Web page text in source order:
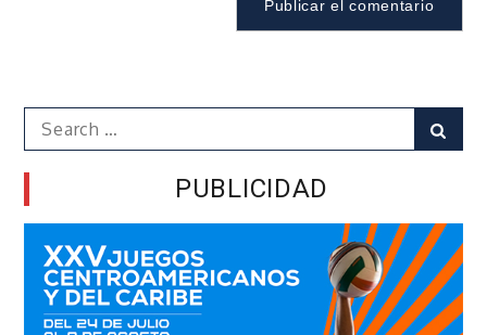
Search
for:
PUBLICIDAD